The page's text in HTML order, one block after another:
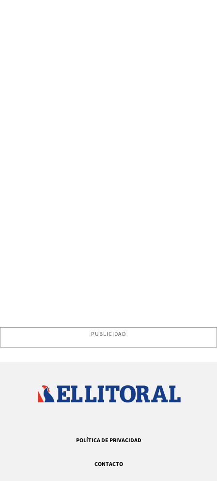
PUBLICIDAD
POLÍTICA DE PRIVACIDAD
CONTACTO